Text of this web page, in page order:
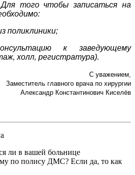
того чтобы записаться на
поликлиники;
к заведующему
холл, регистратура).
С уважением,
Заместитель главного врача по хирургии
Александр Константинович Киселёв
ли в вашей больнице
по полису ДМС? Если да, то как